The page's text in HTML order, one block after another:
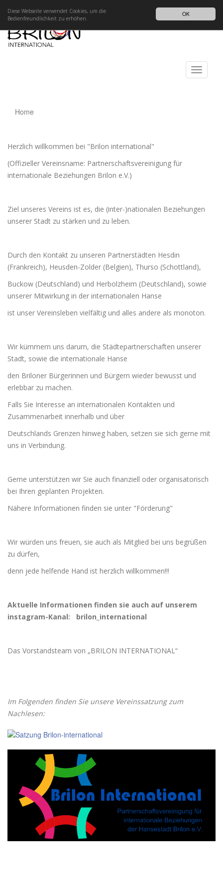
OK
Diese Webseite verwendet Cookies, um die
Bedienfreundlichkeit zu erhöhen.
DE
Impressum Datenschutz
Toggle
Home
Herzlich willkommen bei "Brilon international"
(Offizieller Vereinsname: Partnerschaftsvereinigung für
internationale Beziehungen Brilon e.V.)
Ziel unseres Vereins ist es, die (inter-)nationalen Beziehungen
unserer Stadt zu stärken und zu leben.
Durch den Kontakt zu unseren Partnerstädten Hesdin
(Frankreich), Heusden-Zolder (Belgien), Thurso (Schottland),
Buckow (Deutschland) und Herbolzheim (Deutschland), sowie
unserer Mitwirkung in der internationalen Hanse
ist unser Vereinsleben vielfältig und alles andere als monoton.
Wir kümmern uns darum, die Städtepartnerschaften unserer
Stadt, sowie die internationale Hanse
den Briloner Bürgerinnen und Bürgern wieder bewusst und
erlebbar zu machen.
Falls Sie Interesse an internationalen Kontakten und
Zusammenarbeit innerhalb und über
Deutschlands Grenzen hinweg haben, setzen sie sich gerne mit
uns in Verbindung.
Gerne unterstützen wir Sie auch finanziell oder organisatorisch
bei Ihren geplanten Projekten.
Nähere Informationen finden sie unter "Förderung"
Wir würden uns freuen, sie auch als Mitglied bei uns begrüßen
zu dürfen,
denn jede helfende Hand ist herzlich willkommen!!!
Aktuelle Informationen finden sie auch auf unserem
instagram-Kanal: brilon_international
Das Vorstandsteam von „BRILON INTERNATIONAL“
Im Folgenden finden Sie unsere Vereinssatzung zum
Nachlesen: